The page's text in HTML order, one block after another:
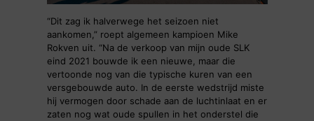
“Dit zag ik halverwege het seizoen niet
aankomen,” roept algemeen kampioen Mike
Rokven uit. “Na de verkoop van mijn oude SLK
eind 2021 bouwde ik een nieuwe, maar die
vertoonde nog van die typische kuren van een
versgebouwde auto. In de eerste wedstrijd miste
hij vermogen door schade aan de luchtinlaat en er
zaten nog wat oude spullen in het onderstel die